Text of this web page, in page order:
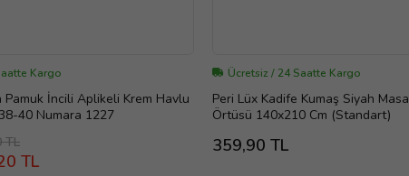
Kargo
Pamuk İncili Aplikeli Krem Havlu
40 Numara 1227
TL
TL
Ücretsiz / 24 Saatte Kargo
Peri Lüx Kadife Kumaş Siyah Masa
Örtüsü 140x210 Cm (Standart)
359,90 TL